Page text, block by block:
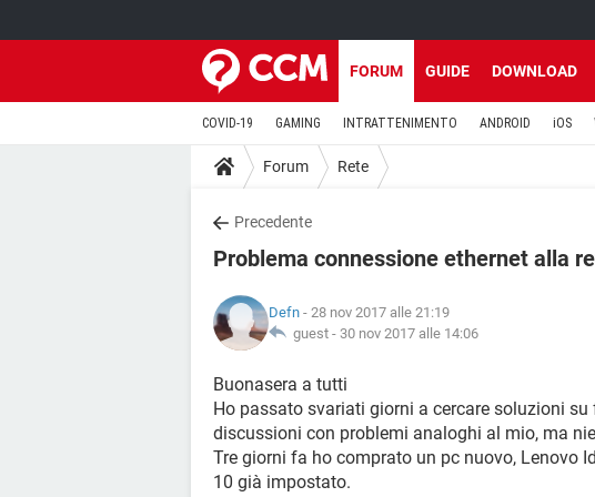
FORUM GUIDE DOWNLOAD
COVID-19 GAMING INTRATTENIMENTO ANDROID iOS
Forum Rete
Precedente
Problema connessione ethernet alla
Defn - 28 nov 2017 alle 21:19
guest - 30 nov 2017 alle 14:06
Buonasera a tutti
Ho passato svariati giorni a cercare soluzioni
discussioni con problemi analoghi al mio, ma
Tre giorni fa ho comprato un pc nuovo, Lenovo
10 già impostato.